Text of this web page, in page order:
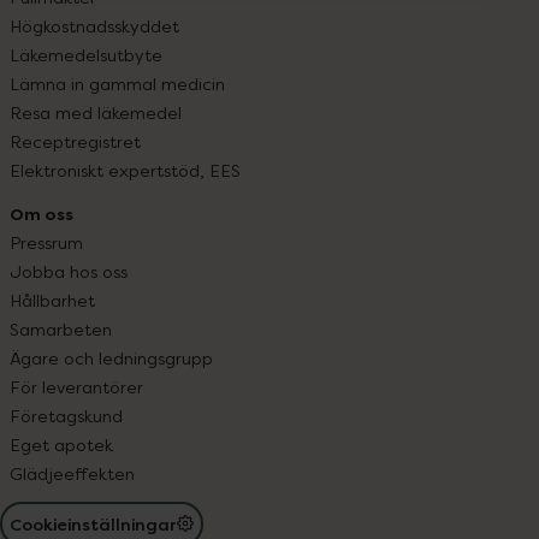
Högkostnadsskyddet
Läkemedelsutbyte
Lämna in gammal medicin
Resa med läkemedel
Receptregistret
Elektroniskt expertstöd, EES
Om oss
Pressrum
Jobba hos oss
Hållbarhet
Samarbeten
Ägare och ledningsgrupp
För leverantörer
Företagskund
Eget apotek
Glädjeeffekten
Cookieinställningar